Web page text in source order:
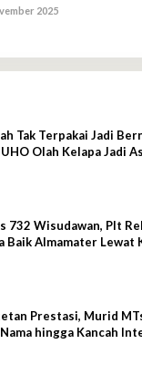
2025
Tak Terpakai Jadi
Olah Kelapa Jadi
732 Wisudawan, Plt
Baik Almamater Lewat
Prestasi, Murid
hingga Kancah